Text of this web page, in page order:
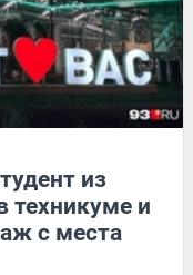
из
техникуме и
с места